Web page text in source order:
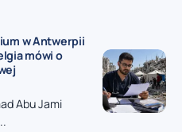
w Antwerpii
mówi o
Abu Jami